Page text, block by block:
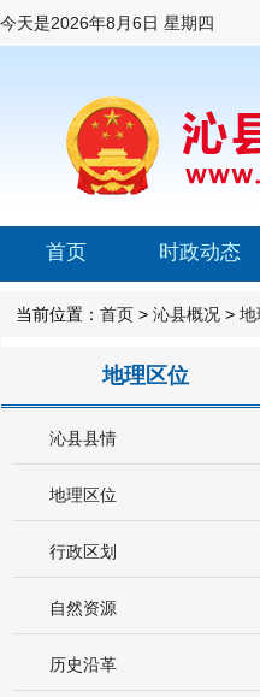
今天是2026年8月6日 星期四
首页 时政动态
当前位置： 首页 > 沁县概况 > 地
地理区位
沁县县情
地理区位
行政区划
自然资源
历史沿革